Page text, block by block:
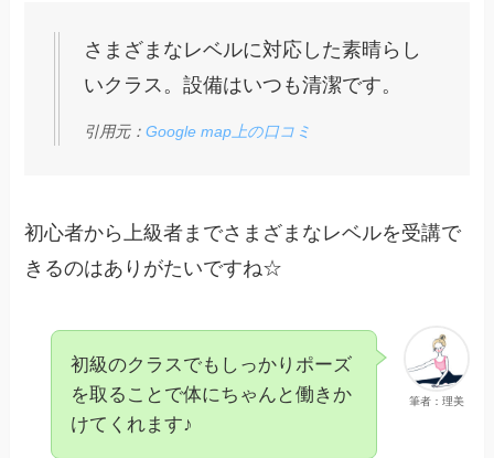
さまざまなレベルに対応した素晴らし
いクラス。設備はいつも清潔です。
引用元：Google map上の口コミ
初心者から上級者までさまざまなレベルを受講で
きるのはありがたいですね☆
筆者：理美
初級のクラスでもしっかりポーズ
を取ることで体にちゃんと働きか
けてくれます♪